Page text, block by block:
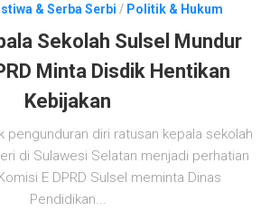
& Serba Serbi / Politik & Hukum
Sekolah Sulsel Mundur
Minta Disdik Hentikan
Kebijakan
pengunduran diri ratusan kepala sekolah
di Sulawesi Selatan menjadi perhatian
E DPRD Sulsel meminta Dinas
Pendidikan...